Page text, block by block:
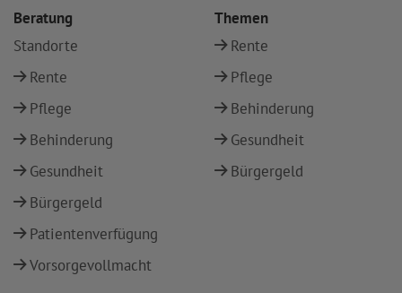
Beratung
Standorte
Rente
Pflege
Behinderung
Gesundheit
Bürgergeld
Patientenverfügung
Vorsorgevollmacht
Themen
Rente
Pflege
Behinderung
Gesundheit
Bürgergeld